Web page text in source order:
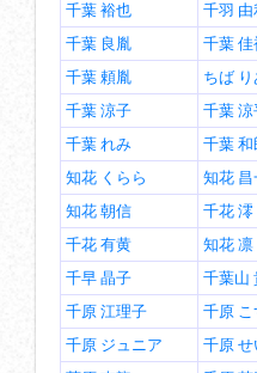
千葉 裕也
千羽 由
千葉 良胤
千葉 佳
千葉 頼胤
ちば り
千葉 涼子
千葉 涼
千葉 れみ
千葉 和
知花 くらら
知花 昌
知花 朝信
千花 澪
千花 有黄
知花 凛
千早 晶子
千葉山
千原 江理子
千原 こ
千原 ジュニア
千原 せ